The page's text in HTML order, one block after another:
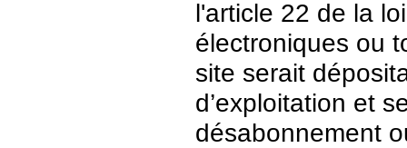
l'article 22 de la
électroniques ou
site serait
d’exploitation et
désabonnement